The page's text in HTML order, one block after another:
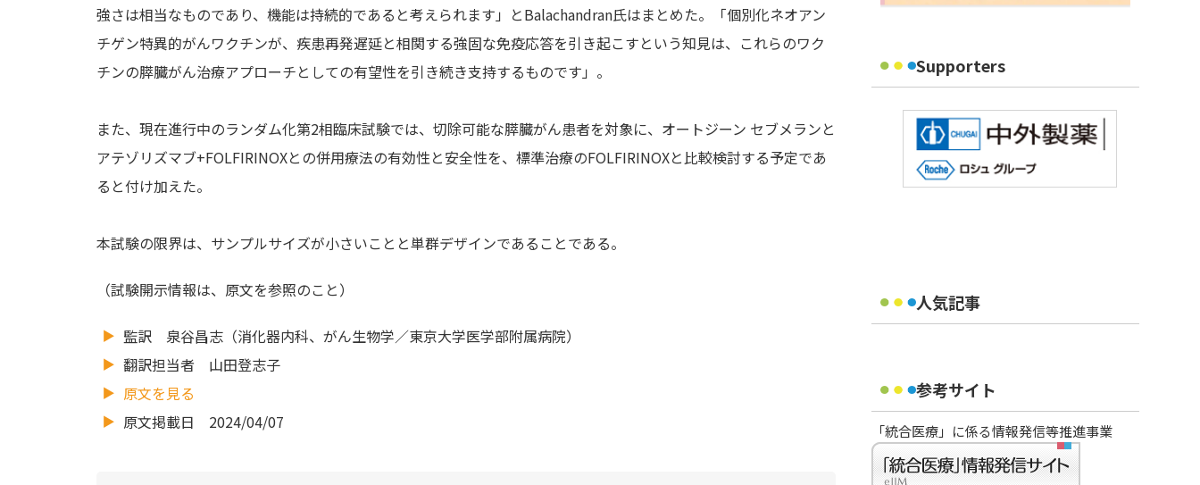
強さは相当なものであり、機能は持続的であると考えられます」とBalachandran氏はまとめた。「個別化ネオアン
チゲン特異的がんワクチンが、疾患再発遅延と相関する強固な免疫応答を引き起こすという知見は、これらのワク
チンの膵臓がん治療アプローチとしての有望性を引き続き支持するものです」。
また、現在進行中のランダム化第2相臨床試験では、切除可能な膵臓がん患者を対象に、オートジーン セブメランと
アテゾリズマブ+FOLFIRINOXとの併用療法の有効性と安全性を、標準治療のFOLFIRINOXと比較検討する予定であ
ると付け加えた。
本試験の限界は、サンプルサイズが小さいことと単群デザインであることである。
（試験開示情報は、原文を参照のこと）
監訳 泉谷昌志（消化器内科、がん生物学／東京大学医学部附属病院）
翻訳担当者 山田登志子
原文を見る
原文掲載日 2024/04/07
Supporters
人気記事
参考サイト
「統合医療」に係る情報発信等推進事業